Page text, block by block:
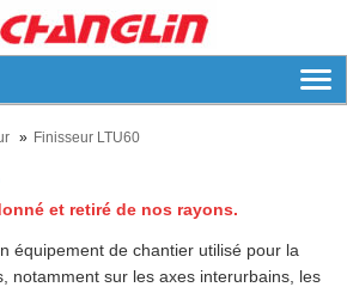
Finisseur LTU60
et retiré de nos rayons.
équipement de chantier utilisé pour la
notamment sur les axes interurbains, les